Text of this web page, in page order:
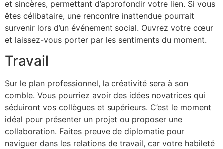
et sincères, permettant d’approfondir votre lien. Si vous
êtes célibataire, une rencontre inattendue pourrait
survenir lors d’un événement social. Ouvrez votre cœur
et laissez-vous porter par les sentiments du moment.
Travail
Sur le plan professionnel, la créativité sera à son
comble. Vous pourriez avoir des idées novatrices qui
séduiront vos collègues et supérieurs. C’est le moment
idéal pour présenter un projet ou proposer une
collaboration. Faites preuve de diplomatie pour
naviguer dans les relations de travail, car votre habileté